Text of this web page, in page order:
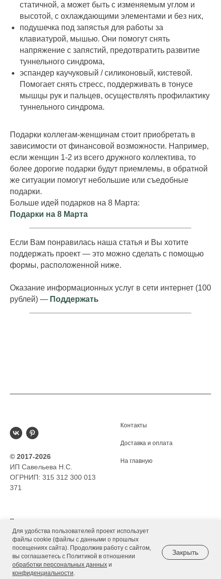
статичной, а может быть с изменяемым углом и
высотой, с охлаждающими элементами и без них,
подушечка под запястья для работы за
клавиатурой, мышью. Они помогут снять
напряжение с запястий, предотвратить развитие
туннельного синдрома,
эспандер каучуковый / силиконовый, кистевой.
Помогает снять стресс, поддерживать в тонусе
мышцы рук и пальцев, осуществлять профилактику
туннельного синдрома.
Подарки коллегам-женщинам стоит приобретать в
зависимости от финансовой возможности. Например,
если женщин 1-2 из всего дружного коллектива, то
более дорогие подарки будут приемлемы, в обратной
же ситуации помогут небольшие или съедобные
подарки.
Больше идей подарков на 8 Марта:
Подарки на 8 Марта
Если Вам понравилась наша статья и Вы хотите
поддержать проект — это можно сделать c помощью
формы, расположенной ниже.
Оказание информационных услуг в сети интернет (100
рублей) — Поддержать
© 2017-2026
ИП Савельева Н.С.
ОГРНИП: 315 312 300 013
371
Контакты
Доставка и оплата
На главную
Политика
Соглашение
Отказ от ответственности
Для удобства пользователей проект использует
файлы cookie (файлы с данными о прошлых
посещениях сайта). Продолжив работу с сайтом,
вы соглашаетесь с Политикой в отношении
обработки персональных данных и
конфиденциальности.
Закрыть